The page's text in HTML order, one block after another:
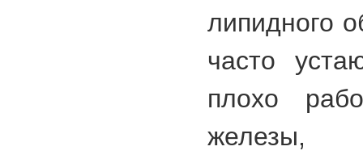
липидного
часто
плохо